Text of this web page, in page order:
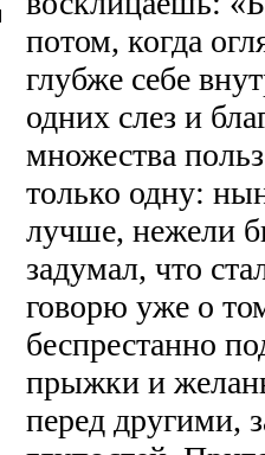
потом, когда
глубже себе
одних слез и
множества
только одну:
лучше, нежели
задумал, что
говорю уже о
беспрестанно
прыжки и
перед другими,